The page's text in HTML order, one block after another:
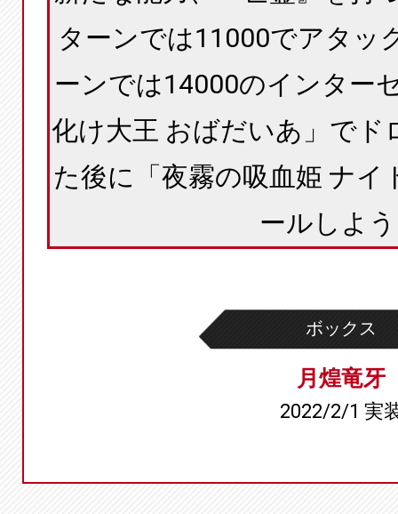
ターンでは11000でアタッ
ーンでは14000のインター
化け大王 おばだいあ」でド
た後に「夜霧の吸血姫 ナイ
ールしよ
ボックス
月煌竜牙
2022/2/1 実